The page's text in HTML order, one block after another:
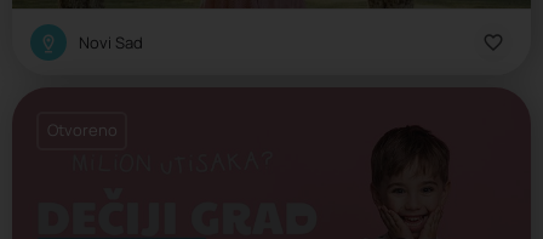
Novi Sad
Otvoreno